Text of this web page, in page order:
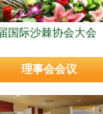
国际沙棘协会大会
理事会会议